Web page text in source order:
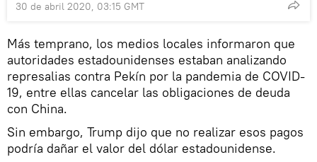
30 de abril 2020, 03:15 GMT
Más temprano, los medios locales informaron que
autoridades estadounidenses estaban analizando
represalias contra Pekín por la pandemia de COVID-
19, entre ellas cancelar las obligaciones de deuda
con China.
Sin embargo, Trump dijo que no realizar esos pagos
podría dañar el valor del dólar estadounidense.